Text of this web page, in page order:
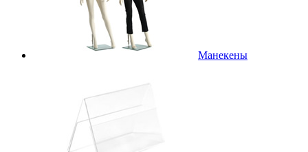
Манекены